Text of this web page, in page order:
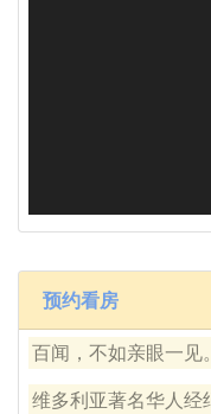
预约看房
百闻，不如亲眼一见。
维多利亚著名华人经